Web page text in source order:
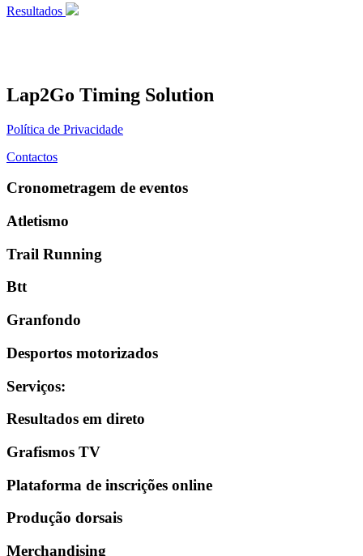
Resultados
Lap2Go Timing Solution
Política de Privacidade
Contactos
Cronometragem de eventos
Atletismo
Trail Running
Btt
Granfondo
Desportos motorizados
Serviços:
Resultados em direto
Grafismos TV
Plataforma de inscrições online
Produção dorsais
Merchandising